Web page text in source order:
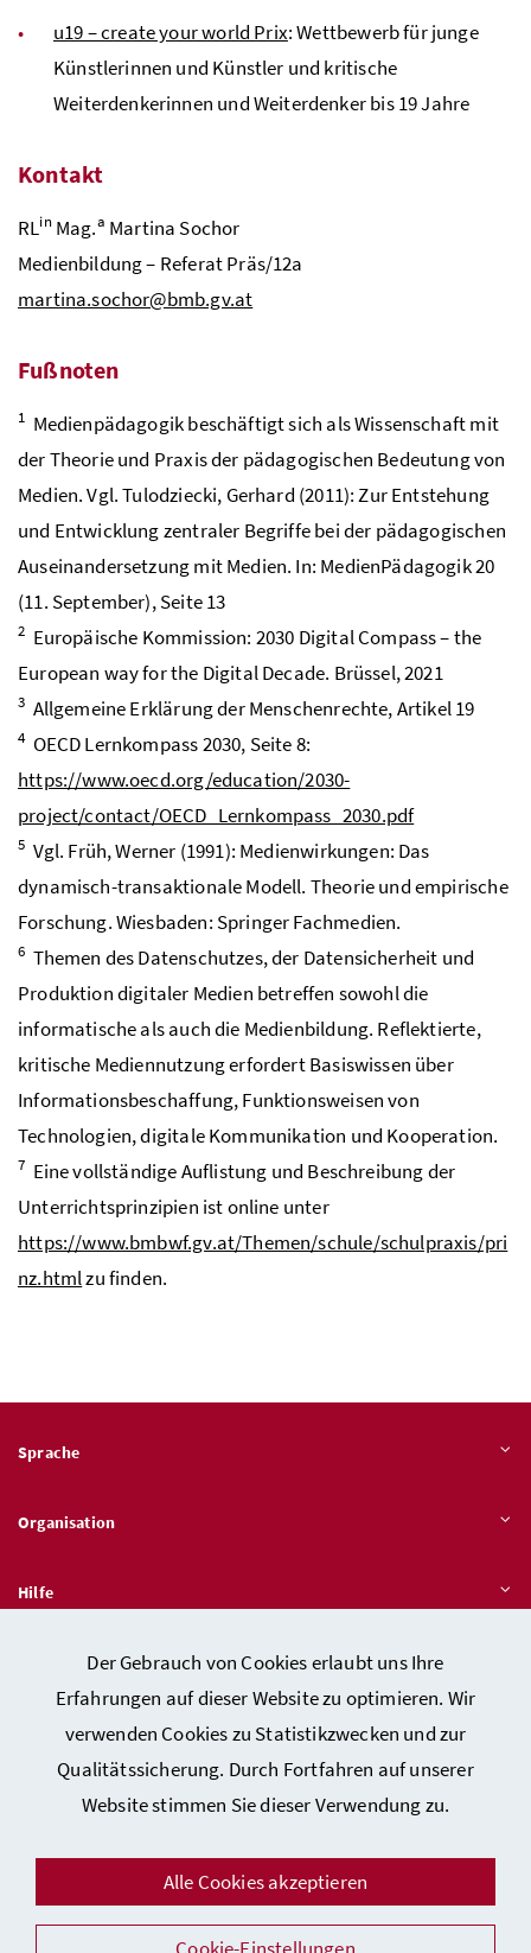
Der Gebrauch von Cookies erlaubt uns Ihre
Erfahrungen auf dieser Website zu optimieren. Wir
verwenden Cookies zu Statistikzwecken und zur
Qualitätssicherung. Durch Fortfahren auf unserer
Website stimmen Sie dieser Verwendung zu.
Alle Cookies akzeptieren
u19 – create your world Prix: Wettbewerb für junge
Künstlerinnen und Künstler und kritische
Weiterdenkerinnen und Weiterdenker bis 19 Jahre
Kontakt
RLin Mag.a Martina Sochor
Medienbildung – Referat Präs/12a
martina.sochor@bmb.gv.at
Fußnoten
1 Medienpädagogik beschäftigt sich als Wissenschaft mit
der Theorie und Praxis der pädagogischen Bedeutung von
Medien. Vgl. Tulodziecki, Gerhard (2011): Zur Entstehung
und Entwicklung zentraler Begriffe bei der pädagogischen
Auseinandersetzung mit Medien. In: MedienPädagogik 20
(11. September), Seite 13
2 Europäische Kommission: 2030 Digital Compass – the
European way for the Digital Decade. Brüssel, 2021
3 Allgemeine Erklärung der Menschenrechte, Artikel 19
4 OECDLernkompass 2030, Seite 8:
https://www.oecd.org/education/2030-
project/contact/OECD_Lernkompass_2030.pdf
5 Vgl. Früh, Werner (1991): Medienwirkungen: Das
dynamisch-transaktionale Modell. Theorie und empirische
Forschung. Wiesbaden: Springer Fachmedien.
6 Themen des Datenschutzes, der Datensicherheit und
Produktion digitaler Medien betreffen sowohl die
informatische als auch die Medienbildung. Reflektierte,
kritische Mediennutzung erfordert Basiswissen über
Informationsbeschaffung, Funktionsweisen von
Technologien, digitale Kommunikation und Kooperation.
7 Eine vollständige Auflistung und Beschreibung der
Unterrichtsprinzipien ist online unter
https://www.bmbwf.gv.at/Themen/schule/schulpraxis/pri
nz.htmlzu finden.
Sprache
Organisation
Hilfe
Quicklinks
Datenschutz
Sicherheit